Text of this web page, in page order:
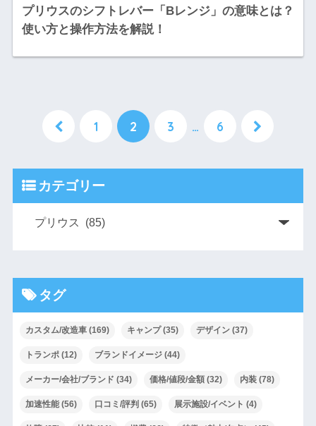
プリウスのシフトレバー「Bレンジ」の意味とは？
使い方と操作方法を解説！
1 2 3 … 6
カテゴリー
タグ
カスタム/改造車(169) キャンプ(35) デザイン(37)
トランポ(12) ブランドイメージ(44)
メーカー/会社/ブランド (34) 価格/値段/金額(32) 内装(78)
加速性能(56) 口コミ/評判 (65) 展示施設/イベント (4)